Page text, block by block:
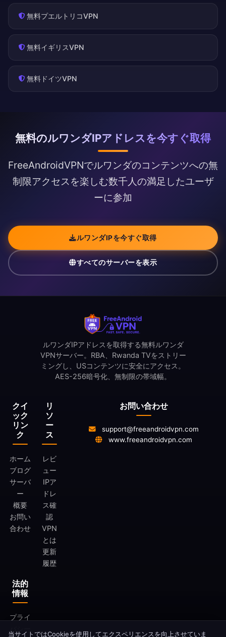
無料プエルトリコVPN
無料イギリスVPN
無料ドイツVPN
無料のルワンダIPアドレスを今すぐ取得
FreeAndroidVPNでルワンダのコンテンツへの無
制限アクセスを楽しむ数千人の満足したユーザ
ーに参加
ルワンダIPを今すぐ取得
すべてのサーバーを表示
クイ
ック
リン
ク
ホーム
ブログ
サーバ
ー
概要
お問い
合わせ
リ
ソ
ー
ス
レビ
ュー
IPア
ドレ
ス確
認
VPN
とは
更新
履歴
法的
情報
プライ
ルワンダIPアドレスを取得する無料ルワンダ
VPNサーバー。RBA、Rwanda TVをストリー
ミングし、USコンテンツに安全にアクセス。
AES-256暗号化、無制限の帯域幅。
お問い合わせ
support@freeandroidvpn.com
www.freeandroidvpn.com
当サイトではCookieを使用してエクスペリエンスを向上させていま